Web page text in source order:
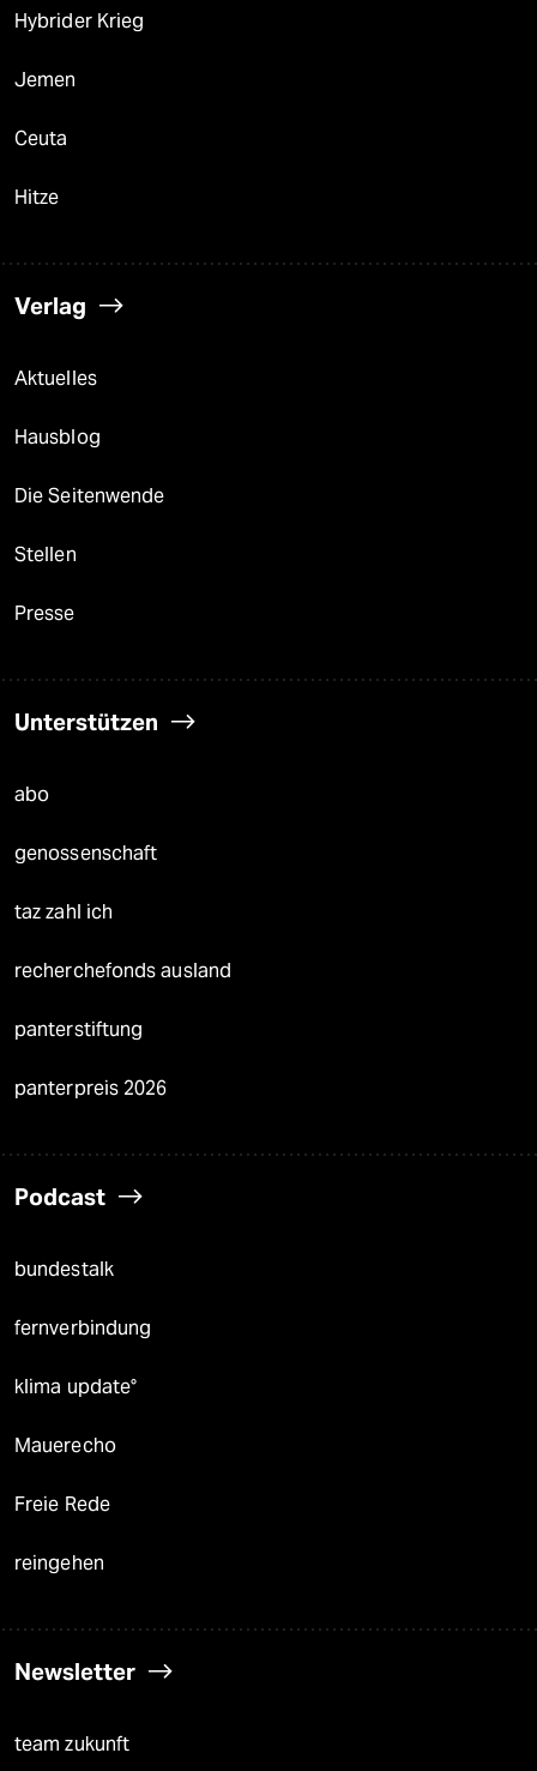
Hybrider Krieg
Jemen
Ceuta
Hitze
Verlag
Aktuelles
Hausblog
Die Seitenwende
Stellen
Presse
Unterstützen
abo
genossenschaft
taz zahl ich
recherchefonds ausland
panterstiftung
panterpreis 2026
Podcast
bundestalk
fernverbindung
klima update°
Mauerecho
Freie Rede
reingehen
Newsletter
team zukunft